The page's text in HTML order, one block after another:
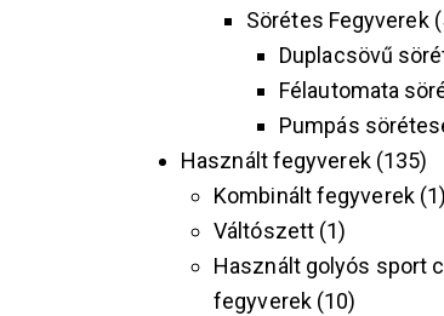
Sörétes Fegyverek
Duplacsövű
Félautomata
Pumpás
Használt fegyverek 135
Kombinált fegyverek 1
Váltószett 1
Használt golyós sport
fegyverek 10